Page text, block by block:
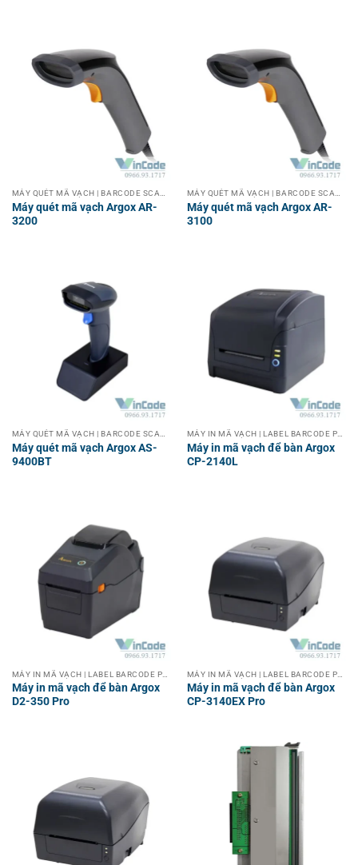
MÁY QUÉT MÃ VẠCH | BARCODE SCANNER
Máy quét mã vạch Argox AR-
3200
MÁY QUÉT MÃ VẠCH | BARCODE SCANNER
Máy quét mã vạch Argox AR-
3100
Máy quét mã vạch Argox AS-
9400BT
Máy in mã vạch để bàn Argox
CP-2140L
Máy in mã vạch để bàn Argox
D2-350 Pro
Máy in mã vạch để bàn Argox
CP-3140EX Pro